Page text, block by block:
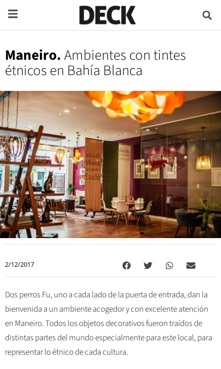
Maneiro.Ambientes con tintes
étnicos en Bahía Blanca
2/12/2017
Dos perros Fu, uno a cada lado de la puerta de entrada, dan la
bienvenida a un ambiente acogedor y con excelente atención
en Maneiro. Todos los objetos decorativos fueron traídos de
distintas partes del mundo especialmente para este local, para
representar lo étnico de cada cultura.